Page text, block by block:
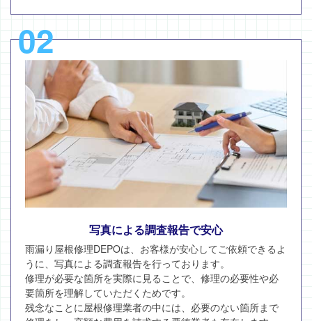
02
写真による調査報告で安心
雨漏り屋根修理DEPOは、お客様が安心してご依頼できるよ
うに、写真による調査報告を行っております。
修理が必要な箇所を実際に見ることで、修理の必要性や必
要箇所を理解していただくためです。
残念なことに屋根修理業者の中には、必要のない箇所まで